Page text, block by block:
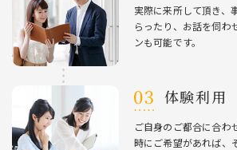
実際に来所して頂き、
らったり、お話を伺わ
ンも可能です。
体験利⽤
ご⾃⾝のご都合に合わ
時にご希望があれば、